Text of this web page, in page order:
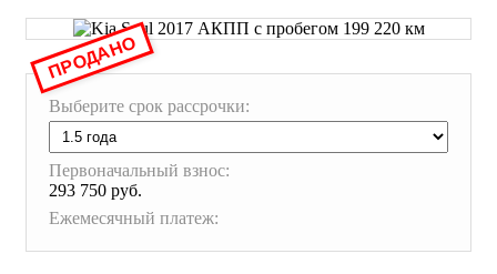
Выберите срок рассрочки:
Первоначальный взнос:
293 750 руб.
Ежемесячный платеж:
ПРОДАНО